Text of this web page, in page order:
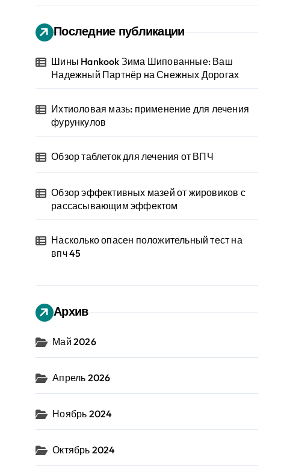
Последние публикации
Шины Hankook Зима Шипованные: Ваш
Надежный Партнёр на Снежных Дорогах
Ихтиоловая мазь: применение для лечения
фурункулов
Обзор таблеток для лечения от ВПЧ
Обзор эффективных мазей от жировиков с
рассасывающим эффектом
Насколько опасен положительный тест на
впч 45
Архив
Май 2026
Апрель 2026
Ноябрь 2024
Октябрь 2024